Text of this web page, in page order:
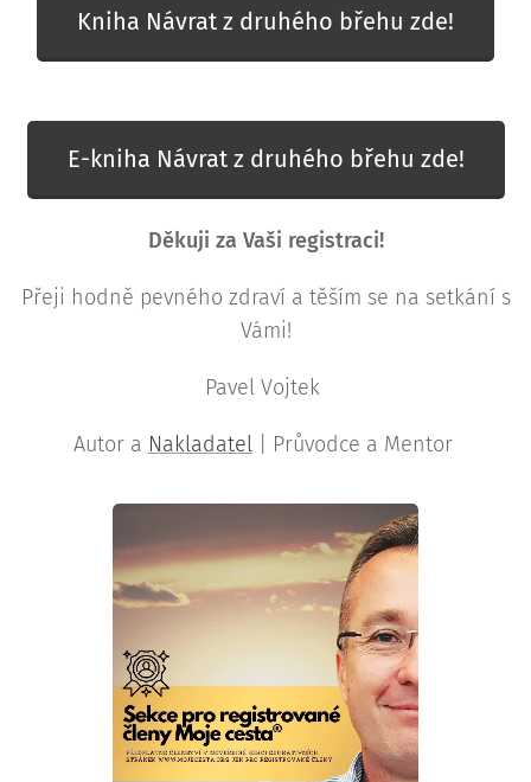
Kniha Návrat z druhého břehu zde!
E-kniha Návrat z druhého břehu zde!
Děkuji za Vaši registraci!
Přeji hodně pevného zdraví a těším se na setkání s
Vámi!
Pavel Vojtek
Autor a Nakladatel| Průvodce a Mentor